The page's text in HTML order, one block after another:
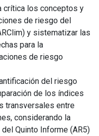
crítica los conceptos y
de riesgo del
y sistematizar las
para la
de riesgo
del riesgo
de los índices
transversales entre
considerando la
Quinto Informe (AR5)